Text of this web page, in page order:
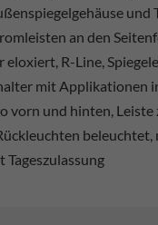
und
an den
eloxiert, R-Line,
mit Applikationen
vorn und hinten, Leiste
Tageszulassung